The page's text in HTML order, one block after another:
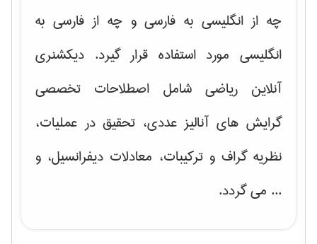
چه از انگلیسی به فارسی و چه از فارسی به
انگلیسی مورد استفاده قرار گیرد. دیکشنری
آنلاین ریاضی شامل اصطلاحات تخصصی
گرایش های آنالیز عددی، تحقیق در عملیات،
نظریه گراف و تركیبات، معادلات دیفرانسیل، و
... می گردد.